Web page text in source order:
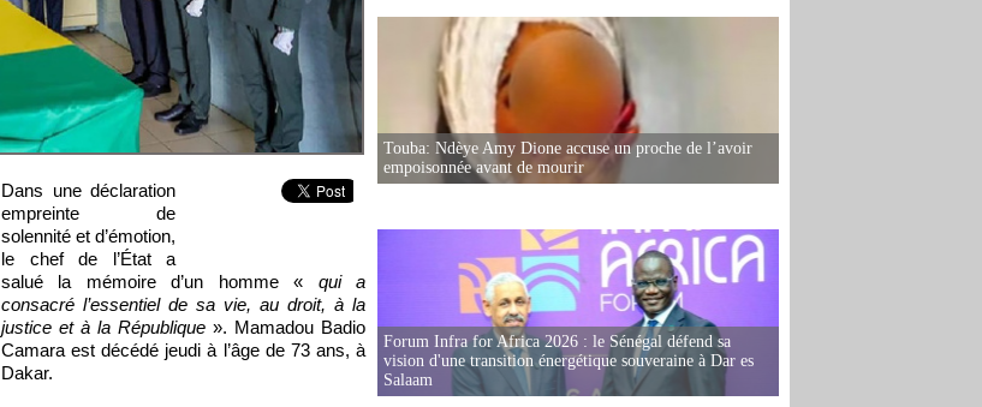
Dans une déclaration
empreinte de
solennité et d’émotion,
le chef de l’État a
salué la mémoire d’un homme « qui a
consacré l’essentiel de sa vie, au droit, à la
justice et à la République ». Mamadou Badio
Camara est décédé jeudi à l’âge de 73 ans, à
Dakar.
Touba: Ndèye Amy Dione accuse un proche de l’avoir
empoisonnée avant de mourir
Forum Infra for Africa 2026 : le Sénégal défend sa
vision d'une transition énergétique souveraine à Dar es
Salaam